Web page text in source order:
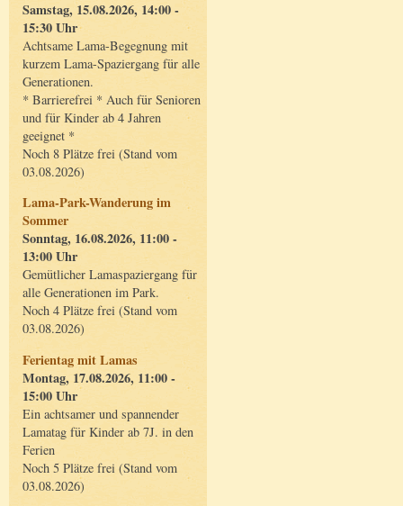
Samstag, 15.08.2026, 14:00 -
15:30 Uhr
Achtsame Lama-Begegnung mit
kurzem Lama-Spaziergang für alle
Generationen.
* Barrierefrei * Auch für Senioren
und für Kinder ab 4 Jahren
geeignet *
Noch 8 Plätze frei (Stand vom
03.08.2026)
Lama-Park-Wanderung im
Sommer
Sonntag, 16.08.2026, 11:00 -
13:00 Uhr
Gemütlicher Lamaspaziergang für
alle Generationen im Park.
Noch 4 Plätze frei (Stand vom
03.08.2026)
Ferientag mit Lamas
Montag, 17.08.2026, 11:00 -
15:00 Uhr
Ein achtsamer und spannender
Lamatag für Kinder ab 7J. in den
Ferien
Noch 5 Plätze frei (Stand vom
03.08.2026)